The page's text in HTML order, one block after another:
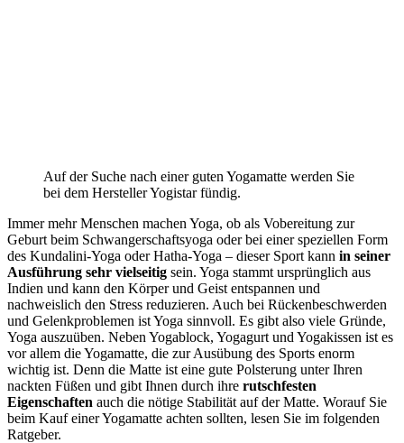
Auf der Suche nach einer guten Yogamatte werden Sie
bei dem Hersteller Yogistar fündig.
Immer mehr Menschen machen Yoga, ob als Vobereitung zur
Geburt beim Schwangerschaftsyoga oder bei einer speziellen Form
des Kundalini-Yoga oder Hatha-Yoga – dieser Sport kann in seiner
Ausführung sehr vielseitig sein. Yoga stammt ursprünglich aus
Indien und kann den Körper und Geist entspannen und
nachweislich den Stress reduzieren. Auch bei Rückenbeschwerden
und Gelenkproblemen ist Yoga sinnvoll. Es gibt also viele Gründe,
Yoga auszuüben. Neben Yogablock, Yogagurt und Yogakissen ist es
vor allem die Yogamatte, die zur Ausübung des Sports enorm
wichtig ist. Denn die Matte ist eine gute Polsterung unter Ihren
nackten Füßen und gibt Ihnen durch ihre rutschfesten
Eigenschaften auch die nötige Stabilität auf der Matte. Worauf Sie
beim Kauf einer Yogamatte achten sollten, lesen Sie im folgenden
Ratgeber.